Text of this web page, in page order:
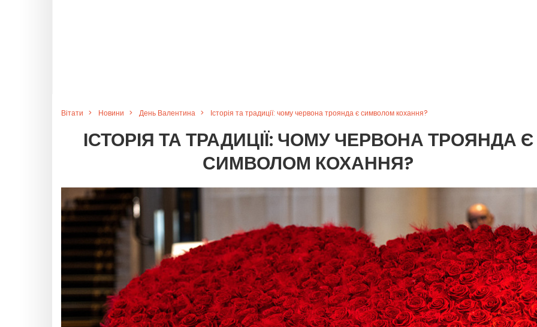
Вітати Новини День Валентина Історія та традиції: чому червона троянда є символом кохання?
ІСТОРІЯ ТА ТРАДИЦІЇ: ЧОМУ ЧЕРВОНА ТРОЯНДА Є
СИМВОЛОМ КОХАННЯ?